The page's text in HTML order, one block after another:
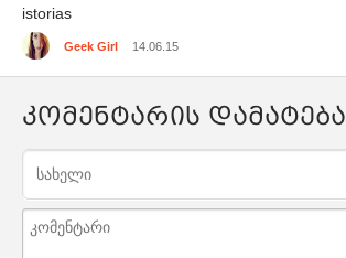
istorias
Geek Girl 14.06.15
კომენტარის დამატება